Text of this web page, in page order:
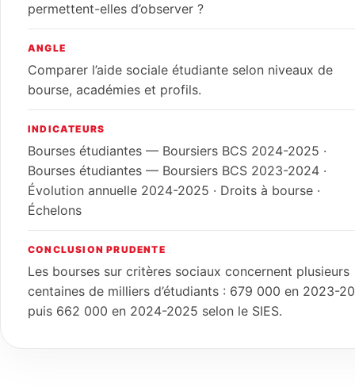
permettent-elles d’observer ?
ANGLE
Comparer l’aide sociale étudiante selon niveaux de
bourse, académies et profils.
INDICATEURS
Bourses étudiantes — Boursiers BCS 2024-2025 ·
Bourses étudiantes — Boursiers BCS 2023-2024 ·
Évolution annuelle 2024-2025 · Droits à bourse ·
Échelons
CONCLUSION PRUDENTE
Les bourses sur critères sociaux concernent plusieurs
centaines de milliers d’étudiants : 679 000 en 2023-
puis 662 000 en 2024-2025 selon le SIES.